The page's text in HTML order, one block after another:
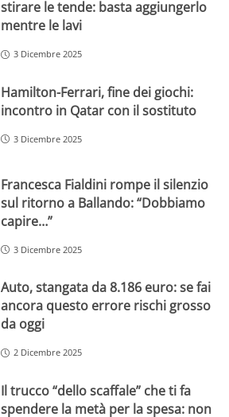
stirare le tende: basta aggiungerlo
mentre le lavi
3 Dicembre 2025
Hamilton-Ferrari, fine dei giochi:
incontro in Qatar con il sostituto
3 Dicembre 2025
Francesca Fialdini rompe il silenzio
sul ritorno a Ballando: “Dobbiamo
capire…”
3 Dicembre 2025
Auto, stangata da 8.186 euro: se fai
ancora questo errore rischi grosso
da oggi
2 Dicembre 2025
Il trucco “dello scaffale” che ti fa
spendere la metà per la spesa: non